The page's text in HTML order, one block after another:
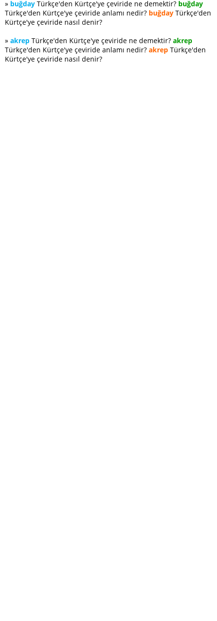
» buğday Türkçe'den Kürtçe'ye çeviride ne demektir? buğday
Türkçe'den Kürtçe'ye çeviride anlamı nedir? buğday Türkçe'den
Kürtçe'ye çeviride nasıl denir?
» akrep Türkçe'den Kürtçe'ye çeviride ne demektir? akrep
Türkçe'den Kürtçe'ye çeviride anlamı nedir? akrep Türkçe'den
Kürtçe'ye çeviride nasıl denir?